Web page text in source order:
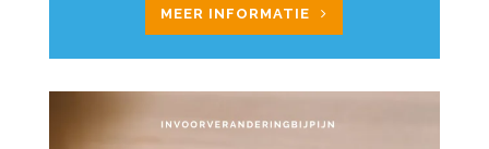
MEER INFORMATIE